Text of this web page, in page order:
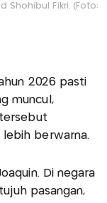
Shohibul Fikri. (Foto:
2026 pasti
muncul,
tersebut
lebih berwarna.
Di negara
pasangan,